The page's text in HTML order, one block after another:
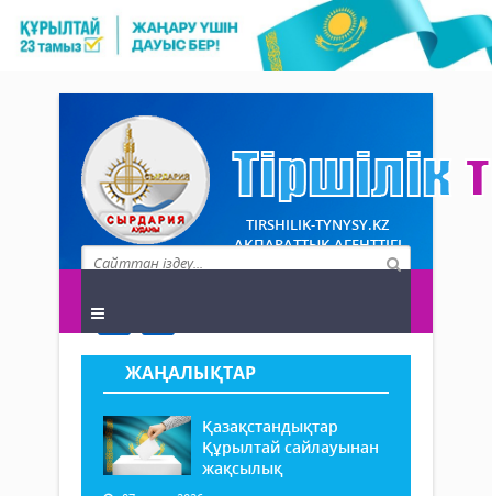
TIRSHILIK-TYNYSY.KZ
АҚПАРАТТЫҚ АГЕНТТІГІ
ЖАҢАЛЫҚТАР
Қазақстандықтар
Құрылтай сайлауынан
жақсылық